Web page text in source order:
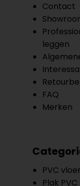
Contact
leggen
FAQ
Merken
PVC
Plak PVC